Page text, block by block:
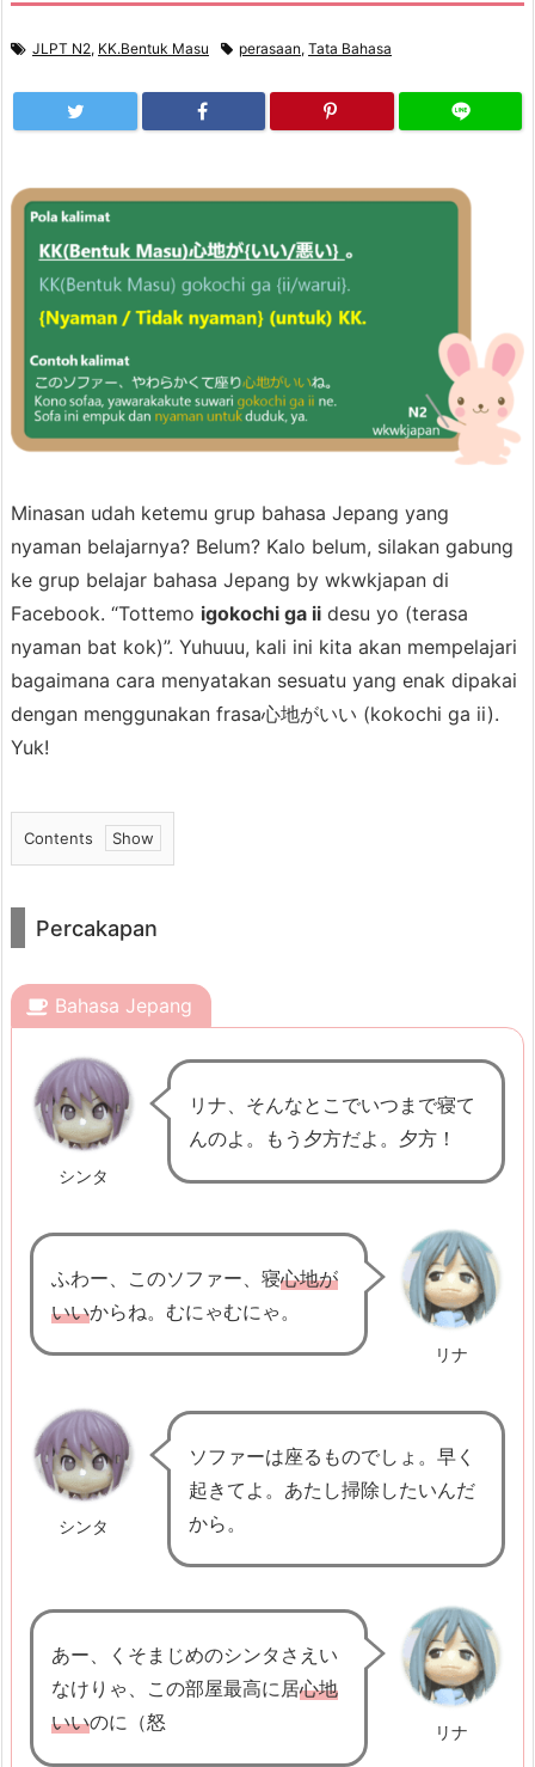
JLPT N2, KK.Bentuk Masu perasaan, Tata Bahasa
Minasan udah ketemu grup bahasa Jepang yang
nyaman belajarnya? Belum? Kalo belum, silakan gabung
ke grup belajar bahasa Jepang by wkwkjapan di
Facebook. “Tottemo igokochi ga ii desu yo (terasa
nyaman bat kok)”. Yuhuuu, kali ini kita akan mempelajari
bagaimana cara menyatakan sesuatu yang enak dipakai
dengan menggunakan frasa心地がいい (kokochi ga ii).
Yuk!
Contents
1.
e
c
k
a
p
2.
l
a
l
t
3.
n
Percakapan
Bahasa Jepang
シンタ
リナ、そんなとこでいつまで寝て
んのよ。もう夕方だよ。夕方！
リナ
ふわー、このソファー、寝心地が
いいからね。むにゃむにゃ。
シンタ
ソファーは座るものでしょ。早く
起きてよ。あたし掃除したいんだ
から。
リナ
あー、くそまじめのシンタさえい
なけりゃ、この部屋最高に居心地
いいのに（怒